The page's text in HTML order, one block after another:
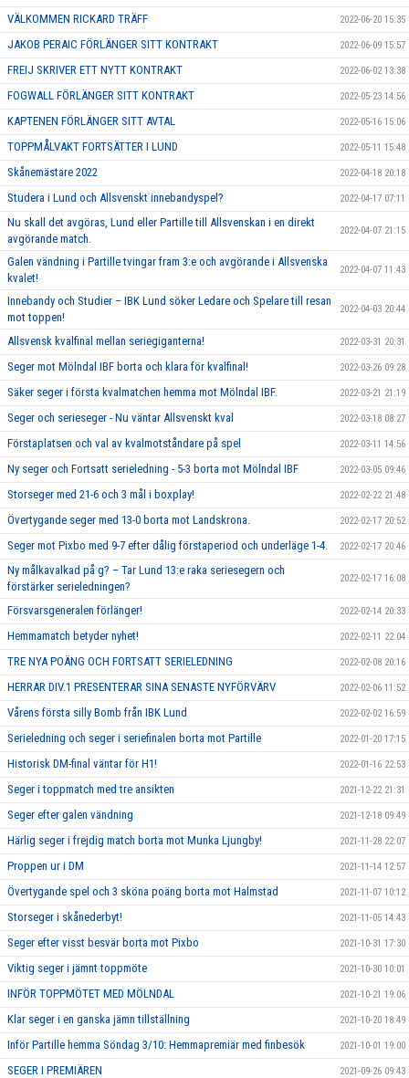
VÄLKOMMEN RICKARD TRÄFF 2022-06-20 15:35
JAKOB PERAIC FÖRLÄNGER SITT KONTRAKT 2022-06-09 15:57
FREIJ SKRIVER ETT NYTT KONTRAKT 2022-06-02 13:38
FOGWALL FÖRLÄNGER SITT KONTRAKT 2022-05-23 14:56
KAPTENEN FÖRLÄNGER SITT AVTAL 2022-05-16 15:06
TOPPMÅLVAKT FORTSÄTTER I LUND 2022-05-11 15:48
Skånemästare 2022 2022-04-18 20:18
Studera i Lund och Allsvenskt innebandyspel? 2022-04-17 07:11
Nu skall det avgöras, Lund eller Partille till Allsvenskan i en direkt
avgörande match.
2022-04-07 21:15
Galen vändning i Partille tvingar fram 3:e och avgörande i Allsvenska
kvalet!
2022-04-07 11:43
Innebandy och Studier – IBK Lund söker Ledare och Spelare till resan
mot toppen!
2022-04-03 20:44
Allsvensk kvalfinal mellan seriegiganterna! 2022-03-31 20:31
Seger mot Mölndal IBF borta och klara för kvalfinal! 2022-03-26 09:28
Säker seger i första kvalmatchen hemma mot Mölndal IBF. 2022-03-21 21:19
Seger och serieseger - Nu väntar Allsvenskt kval 2022-03-18 08:27
Förstaplatsen och val av kvalmotståndare på spel 2022-03-11 14:56
Ny seger och Fortsatt serieledning - 5-3 borta mot Mölndal IBF 2022-03-05 09:46
Storseger med 21-6 och 3 mål i boxplay! 2022-02-22 21:48
Övertygande seger med 13-0 borta mot Landskrona. 2022-02-17 20:52
Seger mot Pixbo med 9-7 efter dålig förstaperiod och underläge 1-4. 2022-02-17 20:46
Ny målkavalkad på g? – Tar Lund 13:e raka seriesegern och
förstärker serieledningen?
2022-02-17 16:08
Försvarsgeneralen förlänger! 2022-02-14 20:33
Hemmamatch betyder nyhet! 2022-02-11 22:04
TRE NYA POÄNG OCH FORTSATT SERIELEDNING 2022-02-08 20:16
HERRAR DIV.1 PRESENTERAR SINA SENASTE NYFÖRVÄRV 2022-02-06 11:52
Vårens första silly Bomb från IBK Lund 2022-02-02 16:59
Serieledning och seger i seriefinalen borta mot Partille 2022-01-20 17:15
Historisk DM-final väntar för H1! 2022-01-16 22:53
Seger i toppmatch med tre ansikten 2021-12-22 21:31
Seger efter galen vändning 2021-12-18 09:49
Härlig seger i frejdig match borta mot Munka Ljungby! 2021-11-28 22:07
Proppen ur i DM 2021-11-14 12:57
Övertygande spel och 3 sköna poäng borta mot Halmstad 2021-11-07 10:12
Storseger i skånederbyt! 2021-11-05 14:43
Seger efter visst besvär borta mot Pixbo 2021-10-31 17:30
Viktig seger i jämnt toppmöte 2021-10-30 10:01
INFÖR TOPPMÖTET MED MÖLNDAL 2021-10-21 19:06
Klar seger i en ganska jämn tillställning 2021-10-20 18:49
Inför Partille hemma Söndag 3/10: Hemmapremiär med finbesök 2021-10-01 19:00
SEGER I PREMIÄREN 2021-09-26 09:43